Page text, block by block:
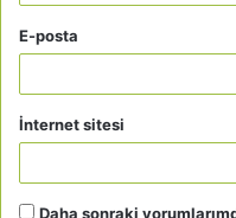
E-posta
İnternet sitesi
Daha sonraki